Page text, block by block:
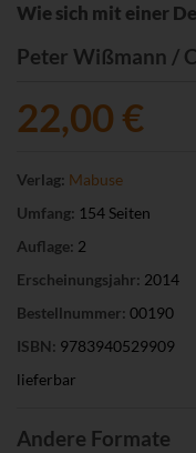
Wie sich mit einer
Peter Wißmann /
22,00 €
Verlag: Mabuse
Umfang: 154 Seiten
Auflage: 2
Erscheinungsjahr: 2014
Bestellnummer: 00190
ISBN: 9783940529909
lieferbar
Andere Formate